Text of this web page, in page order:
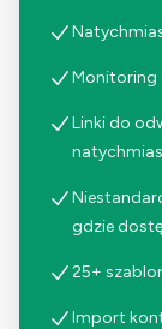
Monitoring
Linki do
gdzie
25+
Import